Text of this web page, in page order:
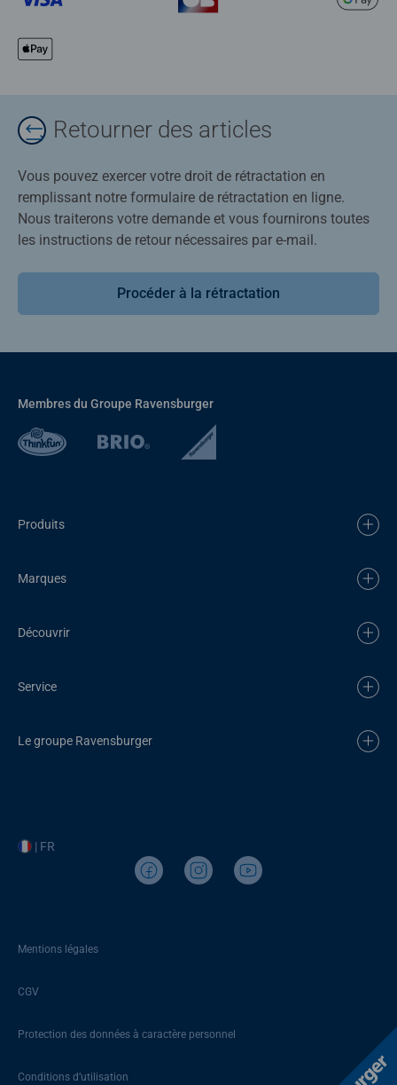
Retourner des articles
Vous pouvez exercer votre droit de rétractation en
remplissant notre formulaire de rétractation en ligne.
Nous traiterons votre demande et vous fournirons toutes
les instructions de retour nécessaires par e-mail.
Procéder à la rétractation
Membres du Groupe Ravensburger
Produits
Marques
Découvrir
Service
Le groupe Ravensburger
| FR
Mentions légales
CGV
Protection des données à caractère personnel
Conditions d’utilisation